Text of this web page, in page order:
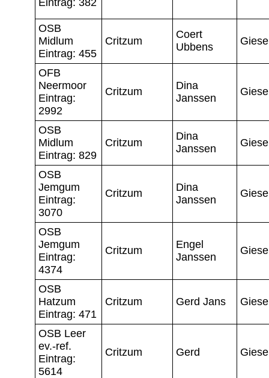
OSB
Midlum
Eintrag: 455
Critzum
Coert
Ubbens
OFB
Neermoor
Eintrag:
2992
Critzum
Dina
Janssen
OSB
Midlum
Eintrag: 829
Critzum
Dina
Janssen
OSB
Jemgum
Eintrag:
3070
Critzum
Dina
Janssen
OSB
Jemgum
Eintrag:
4374
Critzum
Engel
Janssen
OSB
Hatzum
Eintrag: 471
Critzum Gerd Jans
OSB Leer
ev.-ref.
Eintrag:
5614
Critzum Gerd